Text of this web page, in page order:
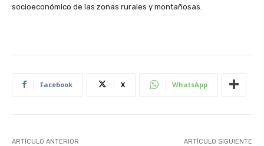
socioeconómico de las zonas rurales y montañosas.
Facebook X WhatsApp
ARTÍCULO ANTERIOR ARTÍCULO SIGUIENTE